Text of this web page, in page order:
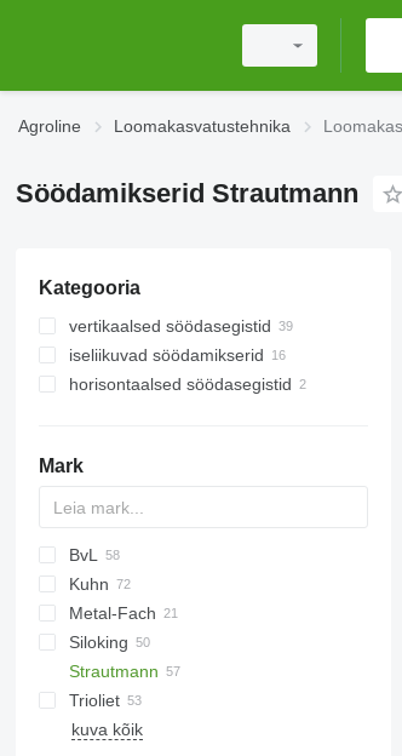
Agroline Loomakasvatustehnika
Söödamikserid Strautmann
Kategooria
vertikaalsed söödasegistid
iseliikuvad söödamikserid
horisontaalsed söödasegistid
Mark
BvL
V-MIX
TMR
MF
SB
VM
Kuhn
Euromix
Profile
SPV Power
Metal-Fach
VMP
Sam
Gulliver
Koala
Siloking
SelfLine
TrailedLine
Premier Maxi
Dunker
Strautmann
Verti-Mix
VM
MV
Trioliet
Gigant
kuva kõik